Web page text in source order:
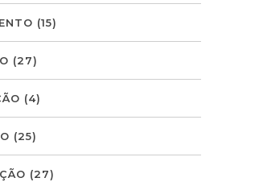
(15)
(27)
(4)
(25)
(27)